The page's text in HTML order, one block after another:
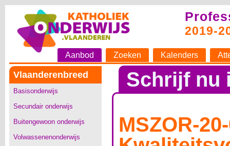
2019-
Aanbod Zoeken Kalenders
Vlaanderenbreed
Basisonderwijs
Secundair onderwijs
Buitengewoon onderwijs
Volwassenenonderwijs
Schrijf nu
MSZOR-